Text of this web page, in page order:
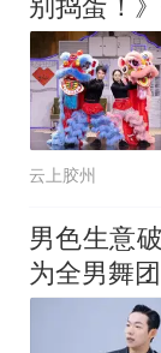
别捣蛋！
云上胶州
男色生意
为全男舞